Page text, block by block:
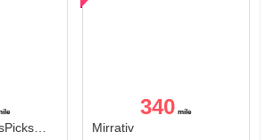
ニュースはNewsPicks｜経済ニュース・就活・ビジネス
340
Mirrativ